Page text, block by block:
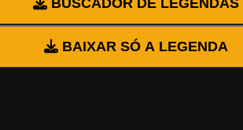
BUSCADOR DE LEGENDAS
BAIXAR SÓ A LEGENDA